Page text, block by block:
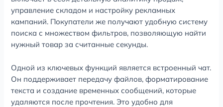
управление складом и настройку рекламных
кампаний. Покупатели же получают удобную систему
поиска с множеством фильтров, позволяющую найти
нужный товар за считанные секунды.
Одной из ключевых функций является встроенный чат.
Он поддерживает передачу файлов, форматирование
текста и создание временных сообщений, которые
удаляются после прочтения. Это удобно для